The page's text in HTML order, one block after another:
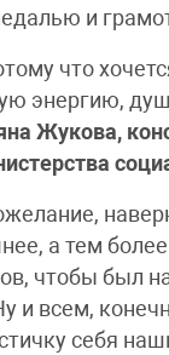
и
что
энергию,
Жукова,
а тем
чтобы был
и всем,
себя